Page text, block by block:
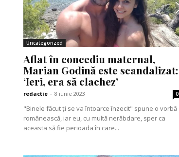
Uncategorized
Aflat în concediu maternal,
Marian Godină este scandalizat:
‘Ieri, era să clachez’
redactie - 8 iunie 2023 0
"Binele făcut ți se va întoarce înzecit" spune o vorbă
românească, iar eu, cu multă nerăbdare, sper ca
aceasta să fie perioada în care...